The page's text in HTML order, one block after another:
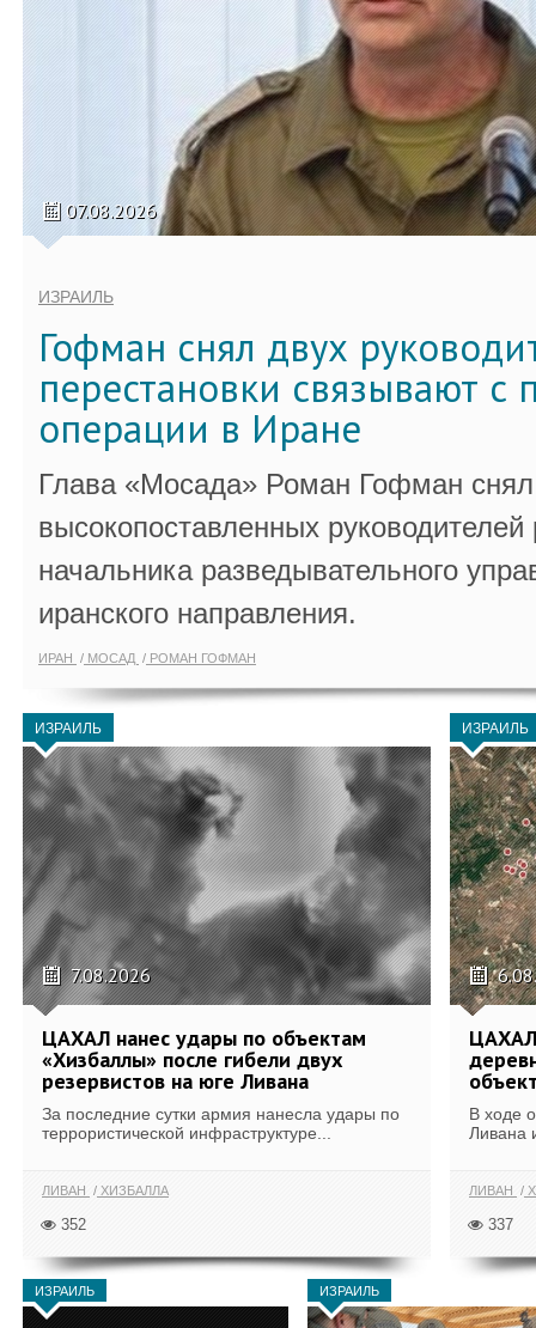
07.08.2026
ИЗРАИЛЬ
Гофман снял двух
перестановки связывают с
операции в Иране
Глава «Мосада» Роман Гофман снял
высокопоставленных
начальника разведывательного
иранского направления.
ИРАН МОСАД РОМАН ГОФМАН
ИЗРАИЛЬ
7.08.2026
ЦАХАЛ нанес удары по объектам
«Хизбаллы» после гибели двух
резервистов на юге Ливана
За последние сутки армия нанесла удары по
террористической инфраструктуре...
ЛИВАН ХИЗБАЛЛА
352
ИЗРАИЛЬ
В ходе
Ливана
ЛИВАН
337
ИЗРАИЛЬ ИЗРАИЛЬ